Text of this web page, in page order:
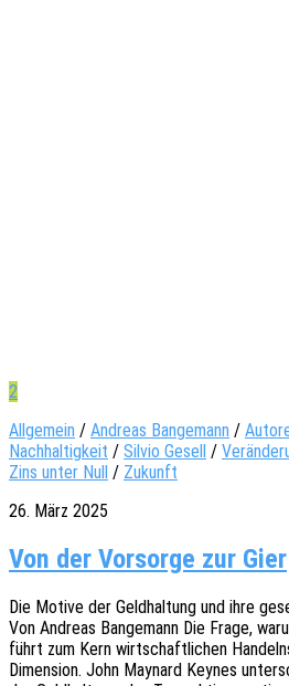
2
Allgemein / Andreas Bangemann /
Nachhaltigkeit / Silvio Gesell /
Zins unter Null / Zukunft
26. März 2025
Von der Vorsorge zur Gier
Die Motive der Geld­hal­tung und ihre
Von Andre­as Bange­mann Die Frage,
führt zum Kern wirt­schaft­li­chen
Dimen­si­on. John Maynard Keynes